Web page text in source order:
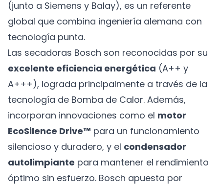
(junto a Siemens y Balay), es un referente
global que combina ingeniería alemana con
tecnología punta.
Las secadoras Bosch son reconocidas por su
excelente eficiencia energética (A++ y
A+++), lograda principalmente a través de la
tecnología de Bomba de Calor. Además,
incorporan innovaciones como el motor
EcoSilence Drive™ para un funcionamiento
silencioso y duradero, y el condensador
autolimpiante para mantener el rendimiento
óptimo sin esfuerzo. Bosch apuesta por